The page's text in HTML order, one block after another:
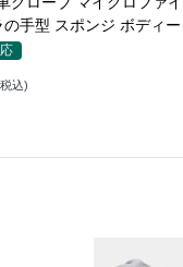
型 スポンジ ボディー用
速乾 手洗い 洗車用品 車
個入り
込)